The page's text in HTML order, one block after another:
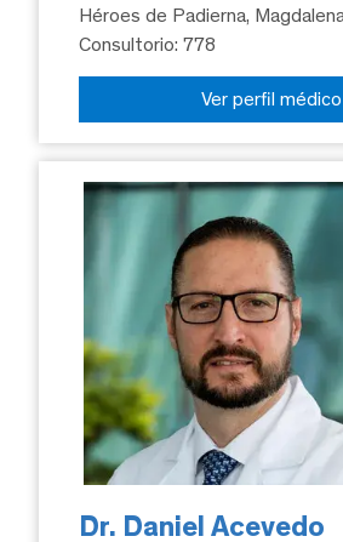
Héroes de Padierna,
Consultorio: 778
Ver perfil médico
Dr. Daniel Acevedo